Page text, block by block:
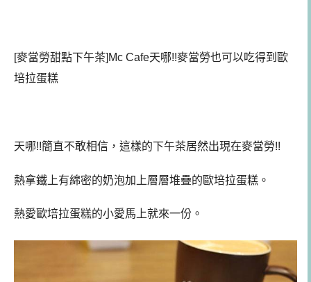
[麥當勞甜點下午茶]Mc Cafe天哪!!麥當勞也可以吃得到歐
培拉蛋糕
天哪!!簡直不敢相信，這樣的下午茶居然出現在麥當勞!!
熱拿鐵上有綿密的奶泡加上層層堆疊的歐培拉蛋糕。
熱愛歐培拉蛋糕的小愛馬上就來一份。